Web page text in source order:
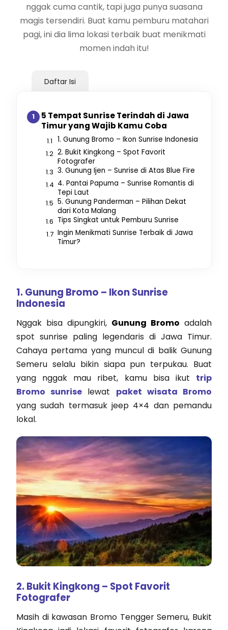
nggak cuma cantik, tapi juga punya suasana
magis tersendiri. Buat kamu pemburu matahari
pagi, ini dia lima lokasi terbaik buat menikmati
momen indah itu!
Daftar Isi
5 Tempat Sunrise Terindah di Jawa
Timur yang Wajib Kamu Coba
1. Gunung Bromo – Ikon Sunrise Indonesia
2. Bukit Kingkong – Spot Favorit
Fotografer
3. Gunung Ijen – Sunrise di Atas Blue Fire
4. Pantai Papuma – Sunrise Romantis di
Tepi Laut
5. Gunung Panderman – Pilihan Dekat
dari Kota Malang
Tips Singkat untuk Pemburu Sunrise
Ingin Menikmati Sunrise Terbaik di Jawa
Timur?
1. Gunung Bromo – Ikon Sunrise
Indonesia
Nggak bisa dipungkiri, Gunung Bromo adalah
spot sunrise paling legendaris di Jawa Timur.
Cahaya pertama yang muncul di balik Gunung
Semeru selalu bikin siapa pun terpukau. Buat
yang nggak mau ribet, kamu bisa ikut trip
Bromo sunrise lewat paket wisata Bromo
yang sudah termasuk jeep 4×4 dan pemandu
lokal.
2. Bukit Kingkong – Spot Favorit
Fotografer
Masih di kawasan Bromo Tengger Semeru, Bukit